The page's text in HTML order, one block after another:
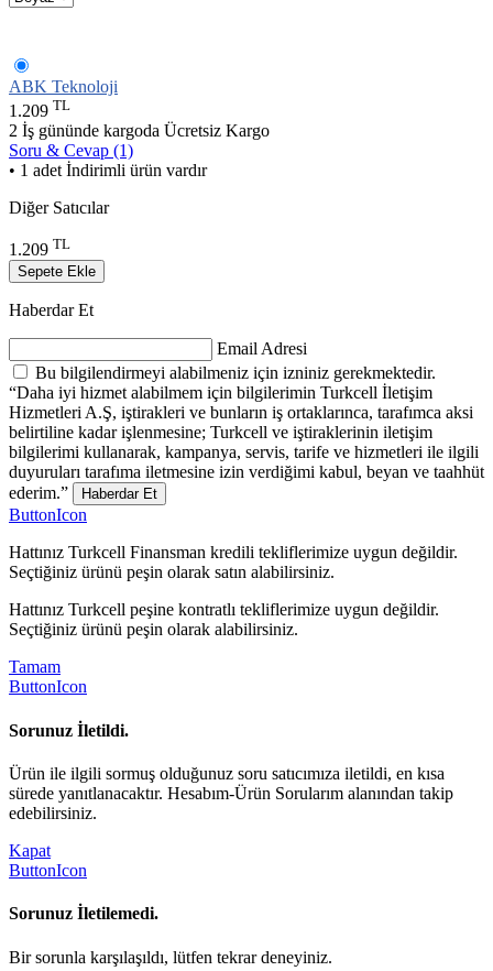
ABK Teknoloji
1.209 TL
2 İş gününde kargoda Ücretsiz Kargo
Soru & Cevap (1)
• 1 adet İndirimli ürün vardır
Diğer Satıcılar
1.209 TL
Sepete Ekle
Haberdar Et
Email Adresi
Bu bilgilendirmeyi alabilmeniz için izniniz gerekmektedir.
“Daha iyi hizmet alabilmem için bilgilerimin Turkcell İletişim
Hizmetleri A.Ş, iştirakleri ve bunların iş ortaklarınca, tarafımca aksi
belirtiline kadar işlenmesine; Turkcell ve iştiraklerinin iletişim
bilgilerimi kullanarak, kampanya, servis, tarife ve hizmetleri ile ilgili
duyuruları tarafıma iletmesine izin verdiğimi kabul, beyan ve taahhüt
ederim.”
Haberdar Et
ButtonIcon
Hattınız Turkcell Finansman kredili tekliflerimize uygun değildir.
Seçtiğiniz ürünü peşin olarak satın alabilirsiniz.
Hattınız Turkcell peşine kontratlı tekliflerimize uygun değildir.
Seçtiğiniz ürünü peşin olarak alabilirsiniz.
Tamam
ButtonIcon
Sorunuz İletildi.
Ürün ile ilgili sormuş olduğunuz soru satıcımıza iletildi, en kısa
sürede yanıtlanacaktır. Hesabım-Ürün Sorularım alanından takip
edebilirsiniz.
Kapat
ButtonIcon
Sorunuz İletilemedi.
Bir sorunla karşılaşıldı, lütfen tekrar deneyiniz.